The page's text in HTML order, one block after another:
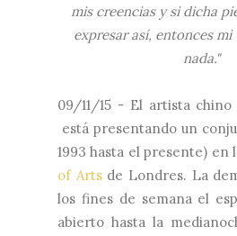
mis creencias y si dicha
expresar así, entonces
nada."
09/11/15 - El artista chino
está presentando un
1993 hasta el presente) en
of Artsde Londres. La
los fines de semana el
abierto hasta la